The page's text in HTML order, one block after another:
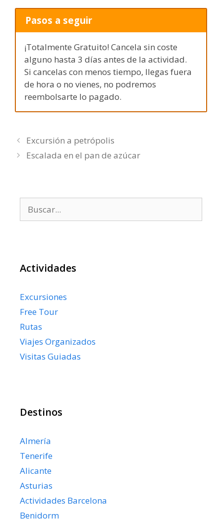
Pasos a seguir
¡Totalmente Gratuito! Cancela sin coste
alguno hasta 3 días antes de la actividad.
Si cancelas con menos tiempo, llegas fuera
de hora o no vienes, no podremos
reembolsarte lo pagado.
Excursión a petrópolis
Escalada en el pan de azúcar
Actividades
Excursiones
Free Tour
Rutas
Viajes Organizados
Visitas Guiadas
Destinos
Almería
Tenerife
Alicante
Asturias
Actividades Barcelona
Benidorm